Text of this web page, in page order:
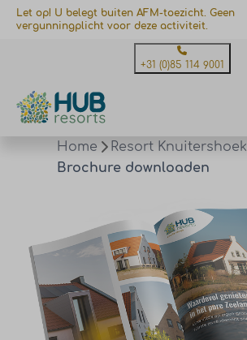
Let op! U belegt buiten AFM-toezicht. Geen
vergunningplicht voor deze activiteit.
+31 (0)85 114 9001
Home
Resort Knuitershoek
Brochure downloaden